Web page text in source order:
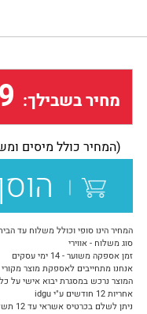
מחיר בשבילך:
(המחיר כולל מיסים
המחיר הינו סופי וכולל משלוח עד
סוג משלוח - אווירי
זמן אספקה משוער - 14 ימי עסקים
אנחנו מתחייבים לאספקת מוצר מקורי
המוצר נרכש במסגרת יבוא אישי על
אחריות 12 חודשים ע"י idgu
ניתן לשלם בכרטיס אשראי עד 12 תשלומים (בתוספת ריבית)